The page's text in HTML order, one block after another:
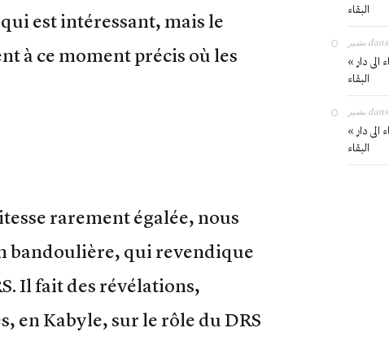
est intéressant, mais le
à ce moment précis où les
rarement égalée, nous
bandoulière, qui revendique
Il fait des révélations,
en Kabyle, sur le rôle du DRS
البقاء
بشير dans
« هنية » القائد المجاهد المعلم يسلم الراية ويمضي بهناء الى دار
البقاء
بشير dans
« هنية » القائد المجاهد المعلم يسلم الراية ويمضي بهناء الى دار
البقاء